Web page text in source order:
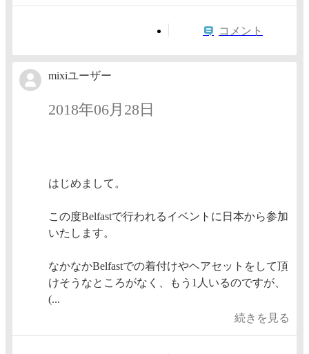
コメント
mixiユーザー
2018年06月28日
はじめまして。
この度Belfastで行われるイベントに日本から参加
いたします。
なかなかBelfastでの着付けやヘアセットをして頂
けそうなところがなく、もう1人いるのですが、
(...
続きを見る